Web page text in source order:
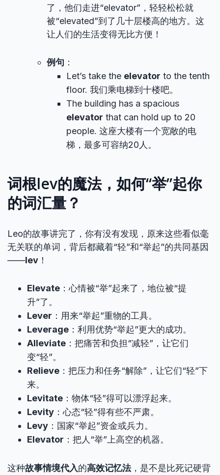
了，他们走进“elevator”，轻轻松松就
被“elevated”到了几十层楼高的地方。这
让人们的生活变得无比方便！
例句 ：
Let’s take the elevator to the tenth
floor. 我们乘电梯到十楼吧。
The building has a spacious
elevator that can hold up to 20
people. 这座大楼有一个宽敞的电
梯，最多可容纳20人。
词根lev的魔法，如何“举”起你
的词汇量？
Leo的故事讲完了，你有没有发现，原来这些看似毫
无关联的单词，背后都藏着“轻”和“举起”的共同基因
——lev ！
Elevate ：心情被“举”起来了，地位被“提
升”了。
Lever ：用来“举起”重物的工具。
Leverage ：利用优势“举起”更大的成功。
Alleviate ：把痛苦和负担“减轻”，让它们
变“轻”。
Relieve ：把压力和任务“解除”，让它们“轻”下
来。
Levitate ：物体“轻”得可以漂浮起来。
Levity ：心态“轻”得有些不严肃。
Levy ：国家“举起”资金或兵力。
Elevator ：把人“举”上高空的机器。
这种故事情境代入的高效记忆法，是不是比死记硬背